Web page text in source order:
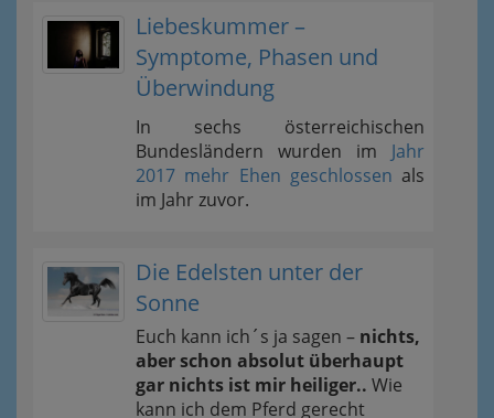
Liebeskummer –
Symptome, Phasen und
Überwindung
In sechs österreichischen
Bundesländern wurden im Jahr
2017 mehr Ehen geschlossen als
im Jahr zuvor.
Die Edelsten unter der
Sonne
Euch kann ich´s ja sagen – nichts,
aber schon absolut überhaupt
gar nichts ist mir heiliger.. Wie
kann ich dem Pferd gerecht